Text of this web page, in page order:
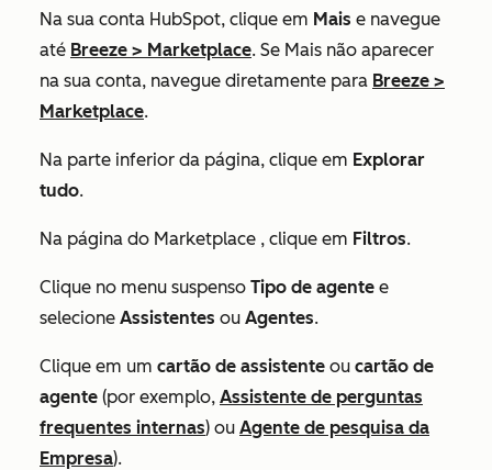
Na sua conta HubSpot, clique em Mais e navegue
até Breeze > Marketplace. Se Mais não aparecer
na sua conta, navegue diretamente para Breeze >
Marketplace.
Na parte inferior da página, clique em Explorar
tudo.
Na página do Marketplace , clique em Filtros.
Clique no menu suspenso Tipo de agente e
selecione Assistentes ou Agentes.
Clique em um cartão de assistente ou cartão de
agente (por exemplo, Assistente de perguntas
frequentes internas) ou Agente de pesquisa da
Empresa).